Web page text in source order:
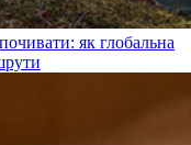
як глобальна